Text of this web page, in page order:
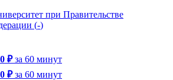
при Правительстве
(-)
₽ за 60 минут
₽ за 60 минут